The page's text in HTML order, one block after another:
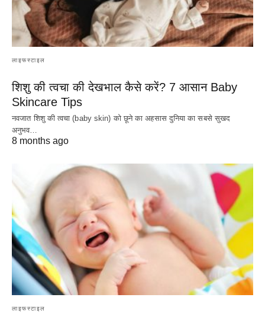
लाइफस्टाइल
शिशु की त्वचा की देखभाल कैसे करें? 7 आसान Baby
Skincare Tips
नवजात शिशु की त्वचा (baby skin) को छूने का अहसास दुनिया का सबसे सुखद
अनुभव…
8 months ago
लाइफस्टाइल